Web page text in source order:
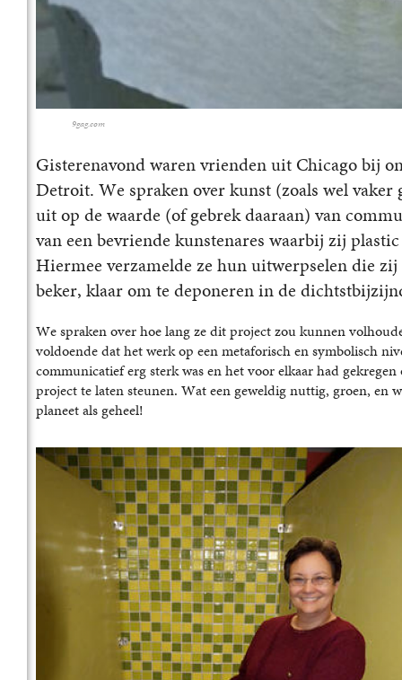
9gag.com
Gisterenavond waren vrienden uit Chicago bij
Detroit. We spraken over kunst (zoals wel
uit op de waarde (of gebrek daaraan) van
van een bevriende kunstenares waarbij zij
Hiermee verzamelde ze hun uitwerpselen die
beker, klaar om te deponeren in de
We spraken over hoe lang ze dit project zou kunnen
voldoende dat het werk op een metaforisch en symbolisch
communicatief erg sterk was en het voor elkaar had
project te laten steunen. Wat een geweldig nuttig, groen, en
planeet als geheel!